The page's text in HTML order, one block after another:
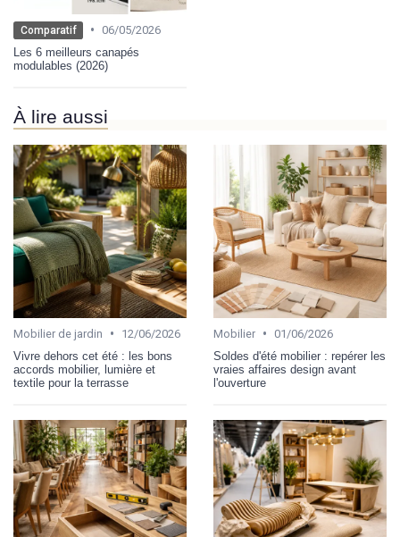
Comparatif • 06/05/2026
Les 6 meilleurs canapés
modulables (2026)
À lire aussi
Mobilier de jardin •
12/06/2026
Vivre dehors cet été : les bons
accords mobilier, lumière et
textile pour la terrasse
Mobilier • 01/06/2026
Soldes d'été mobilier : repérer les
vraies affaires design avant
l'ouverture